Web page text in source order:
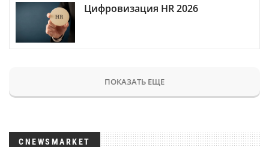
Цифровизация HR 2026
ПОКАЗАТЬ ЕЩЕ
CNEWSMARKET